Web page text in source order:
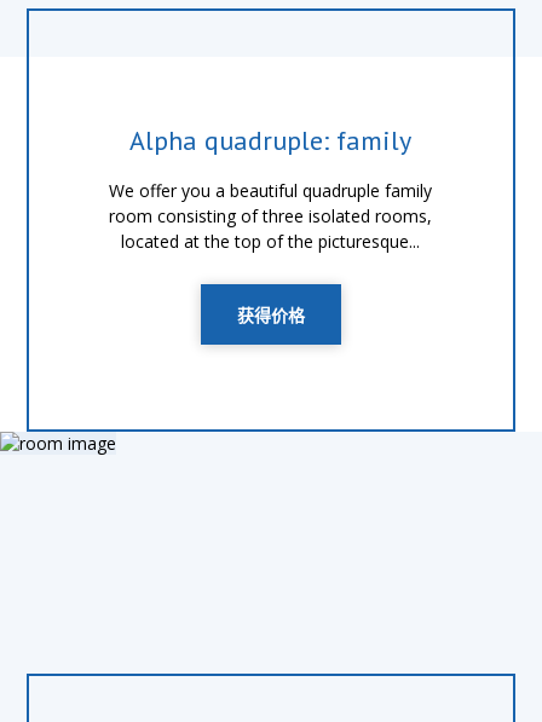
Alpha quadruple: family
We offer you a beautiful quadruple family
room consisting of three isolated rooms,
located at the top of the picturesque...
获得价格